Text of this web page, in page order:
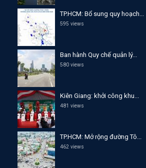
TP.HCM: Bổ sung quy hoạch...
595 views
Ban hành Quy chế quản lý...
580 views
Kiên Giang: khởi công khu...
481 views
TP.HCM: Mở rộng đường Tô...
462 views